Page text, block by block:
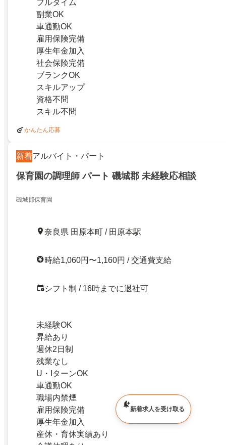
フルタイム
副業OK
車通勤OK
雇用保険完備
厚生年金加入
社会保険完備
ブランクOK
スキルアップ
資格不問
スキル不問
かんたん応募
新着アルバイト・パート
保育園の調理師 パート 磯城郡 未経験応相談
磯城郡保育園
奈良県 田原本町 / 田原本駅
時給1,060円〜1,160円 / 交通費支給
シフト制 / 16時までに退社可
未経験OK
昇給あり
週休2日制
残業なし
U・IターンOK
車通勤OK
職場内禁煙
雇用保険完備
厚生年金加入
産休・育休実績あり
新着求人を受け取る